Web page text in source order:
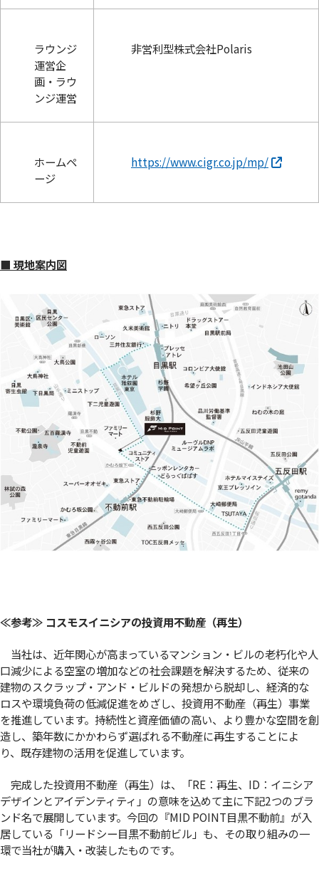
ラウンジ
運営企
画・ラウ
ンジ運営
非営利型株式会社Polaris
ホームペ
ージ
https://www.cigr.co.jp/mp/
■ 現地案内図
≪参考≫ コスモスイニシアの投資用不動産（再生）
当社は、近年関心が高まっているマンション・ビルの老朽化や人
口減少による空室の増加などの社会課題を解決するため、従来の
建物のスクラップ・アンド・ビルドの発想から脱却し、経済的な
ロスや環境負荷の低減促進をめざし、投資用不動産（再生）事業
を推進しています。持続性と資産価値の高い、より豊かな空間を創
造し、築年数にかかわらず選ばれる不動産に再生することによ
り、既存建物の活用を促進しています。
完成した投資用不動産（再生）は、「RE：再生、ID：イニシア
デザインとアイデンティティ」の意味を込めて主に下記2つのブラ
ンド名で展開しています。今回の『MID POINT目黒不動前』が入
居している「リードシー目黒不動前ビル」も、その取り組みの一
環で当社が購入・改装したものです。